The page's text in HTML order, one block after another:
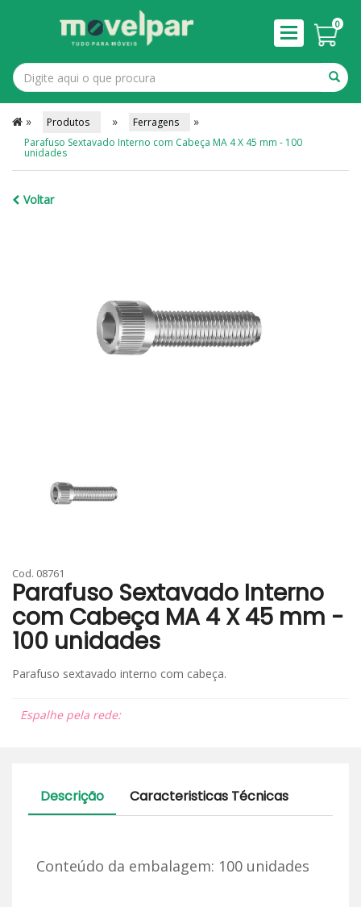
0
» Produtos » Ferragens »
Parafuso Sextavado Interno com Cabeça MA 4 X 45 mm - 100
unidades
Voltar
Cod. 08761
Parafuso Sextavado Interno
com Cabeça MA 4 X 45 mm -
100 unidades
Parafuso sextavado interno com cabeça.
Espalhe pela rede:
Descrição Caracteristicas Técnicas
Conteúdo da embalagem: 100 unidades